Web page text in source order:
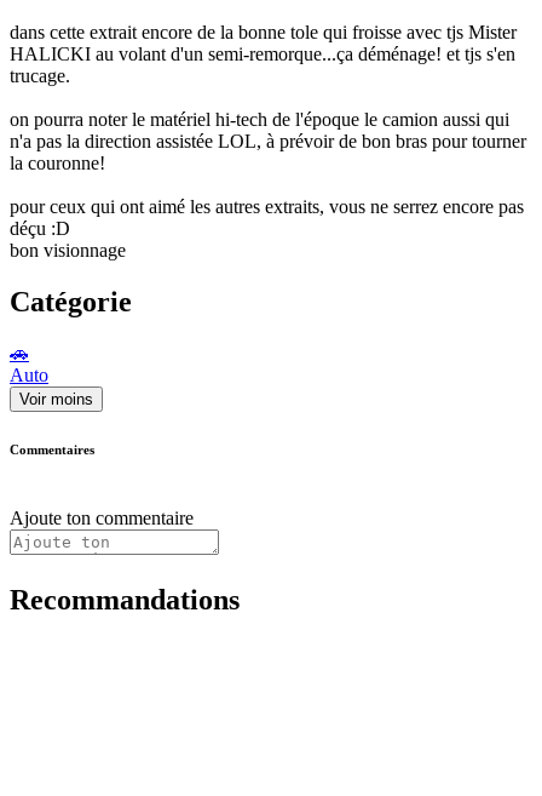
dans cette extrait encore de la bonne tole qui froisse avec tjs Mister
HALICKI au volant d'un semi-remorque...ça déménage! et tjs s'en
trucage.
on pourra noter le matériel hi-tech de l'époque le camion aussi qui
n'a pas la direction assistée LOL, à prévoir de bon bras pour tourner
la couronne!
pour ceux qui ont aimé les autres extraits, vous ne serrez encore pas
déçu :D
bon visionnage
Catégorie
🚗
Auto
Voir moins
Commentaires
Ajoute ton commentaire
Recommandations